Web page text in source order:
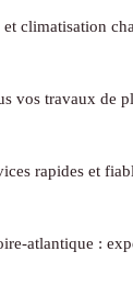
climatisation
vos travaux de
rapides et
atlantique :